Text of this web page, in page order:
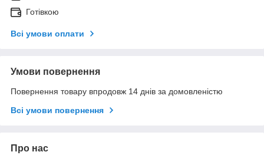
Готівкою
Всі умови оплати
Умови повернення
Повернення товару впродовж 14 днів за домовленістю
Всі умови повернення
Про нас